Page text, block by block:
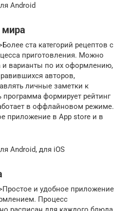
Android
ста категорий рецептов с
приготовления. Можно
и варианты по их оформлению,
авторов,
личные заметки к
формирует рейтинг
в оффлайновом режиме.
приложение в App store и в
Android, для iOS
и удобное приложение
Процесс